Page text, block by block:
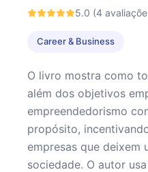
5.0 (4
Career & Business
O livro mostra como
além dos objetivos
empreendedorismo
propósito,
empresas que deixem
sociedade. O autor